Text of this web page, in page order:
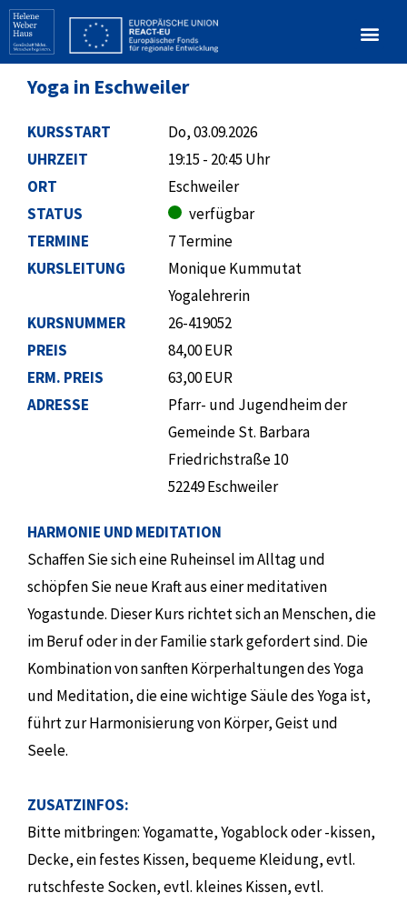
Yoga in Eschweiler
KURSSTART
UHRZEIT
ORT
STATUS
TERMINE
Do, 03.09.2026
19:15 - 20:45 Uhr
Eschweiler
verfügbar
7 Termine
KURSLEITUNG
KURSNUMMER
PREIS
ERM. PREIS
ADRESSE
Monique Kummutat
Yogalehrerin
26-419052
84,00 EUR
63,00 EUR
Pfarr- und Jugendheim der
Gemeinde St. Barbara
Friedrichstraße 10
52249 Eschweiler
HARMONIE UND MEDITATION
Schaffen Sie sich eine Ruheinsel im Alltag und
schöpfen Sie neue Kraft aus einer meditativen
Yogastunde. Dieser Kurs richtet sich an Menschen, die
im Beruf oder in der Familie stark gefordert sind. Die
Kombination von sanften Körperhaltungen des Yoga
und Meditation, die eine wichtige Säule des Yoga ist,
führt zur Harmonisierung von Körper, Geist und
Seele.
ZUSATZINFOS:
Bitte mitbringen: Yogamatte, Yogablock oder -kissen,
Decke, ein festes Kissen, bequeme Kleidung, evtl.
rutschfeste Socken, evtl. kleines Kissen, evtl.